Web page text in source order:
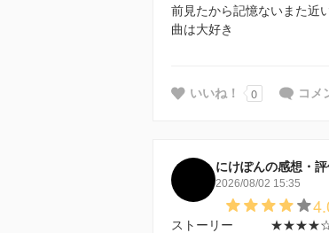
前見たから記憶ないまた近
曲は大好き
いいね！ 0 コメ
にけぽんの感想・
2026/08/02 15:35
ストーリー